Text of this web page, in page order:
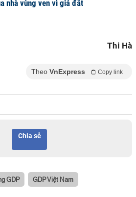
nhà vùng ven vì giá đắt
Thi Hà
Theo VnExpress Copy link
Chia sẻ
GDP GDP Việt Nam